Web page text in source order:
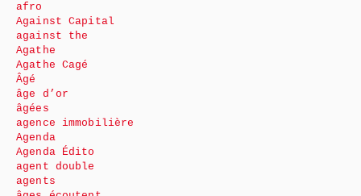
afro
Against Capital
against the
Agathe
Agathe Cagé
Âgé
âge d’or
âgées
agence immobilière
Agenda
Agenda Édito
agent double
agents